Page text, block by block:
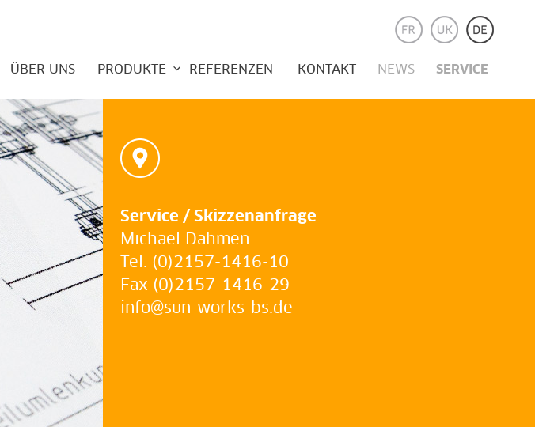
ÜBER UNS PRODUKTE REFERENZEN KONTAKT NEWS SERVICE
Service / Skizzenanfrage
Michael Dahmen
Tel. (0)2157-1416-10
Fax (0)2157-1416-29
info@sun-works-bs.de